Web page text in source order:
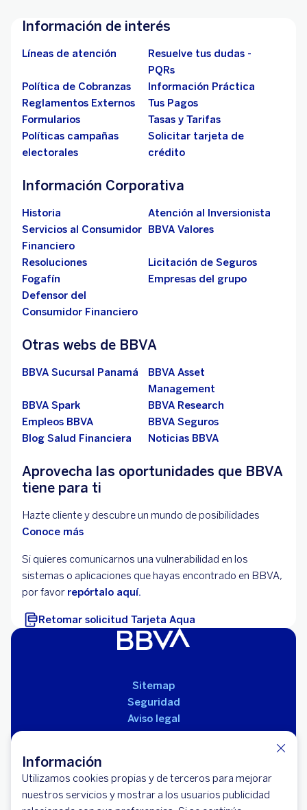
Información
Utilizamos cookies propias y de terceros para mejorar
nuestros servicios y mostrar a los usuarios publicidad
Información de interés
Líneas de atención
Resuelve tus dudas -
PQRs
Política de Cobranzas
Información Práctica
Reglamentos Externos
Tus Pagos
Formularios
Tasas y Tarifas
Políticas campañas
electorales
Solicitar tarjeta de
crédito
Información Corporativa
Historia
Atención al Inversionista
Servicios al Consumidor
Financiero
BBVA Valores
Resoluciones
Licitación de Seguros
Fogafín
Empresas del grupo
Defensor del
Consumidor Financiero
Otras webs de BBVA
BBVA Sucursal Panamá
BBVA Asset
Management
BBVA Spark
BBVA Research
Empleos BBVA
BBVA Seguros
Blog Salud Financiera
Noticias BBVA
Aprovecha las oportunidades que BBVA
tiene para ti
Hazte cliente y descubre un mundo de posibilidades
Conoce más
Si quieres comunicarnos una vulnerabilidad en los
sistemas o aplicaciones que hayas encontrado en BBVA,
por favor repórtalo aquí.
Retomar solicitud Tarjeta Aqua
Sitemap
Seguridad
Aviso legal
Políticas